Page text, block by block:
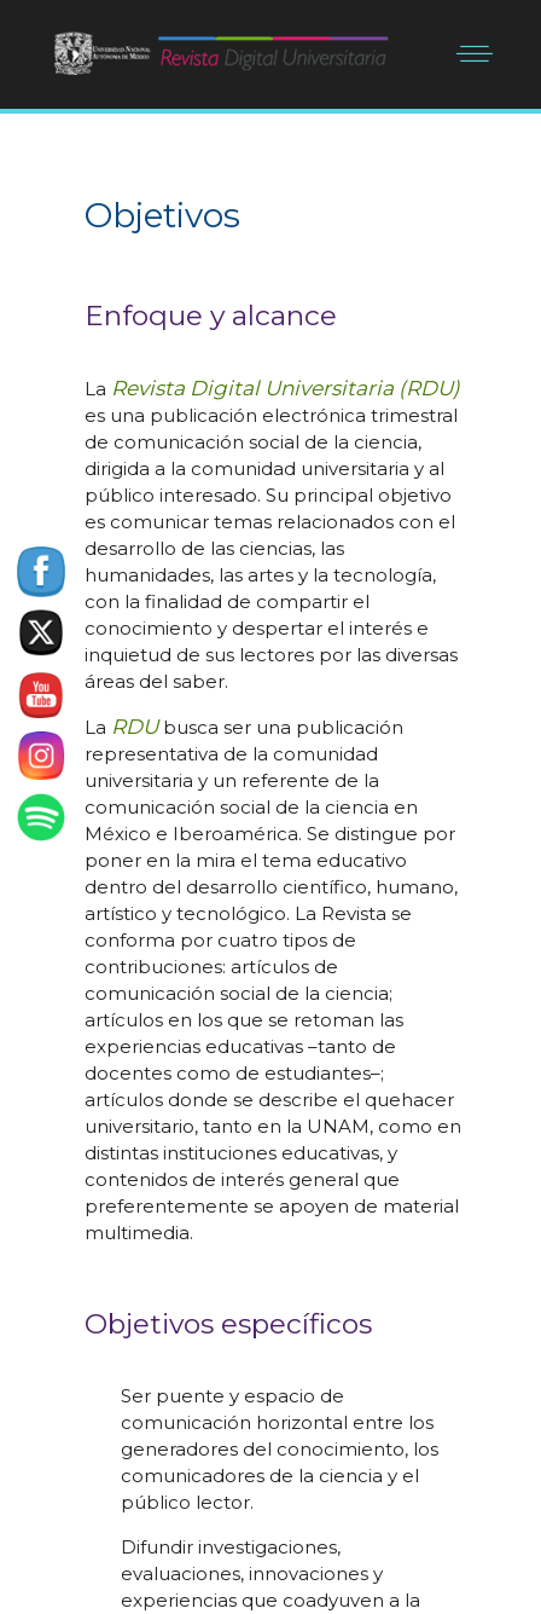
Objetivos
Enfoque y alcance
La Revista Digital Universitaria (RDU)
es una publicación electrónica trimestral
de comunicación social de la ciencia,
dirigida a la comunidad universitaria y al
público interesado. Su principal objetivo
es comunicar temas relacionados con el
desarrollo de las ciencias, las
humanidades, las artes y la tecnología,
con la finalidad de compartir el
conocimiento y despertar el interés e
inquietud de sus lectores por las diversas
áreas del saber.
La RDUbusca ser una publicación
representativa de la comunidad
universitaria y un referente de la
comunicación social de la ciencia en
México e Iberoamérica. Se distingue por
poner en la mira el tema educativo
dentro del desarrollo científico, humano,
artístico y tecnológico. La Revista se
conforma por cuatro tipos de
contribuciones: artículos de
comunicación social de la ciencia;
artículos en los que se retoman las
experiencias educativas –tanto de
docentes como de estudiantes–;
artículos donde se describe el quehacer
universitario, tanto en la UNAM, como en
distintas instituciones educativas, y
contenidos de interés general que
preferentemente se apoyen de material
multimedia.
Objetivos específicos
Ser puente y espacio de
comunicación horizontal entre los
generadores del conocimiento, los
comunicadores de la ciencia y el
público lector.
Difundir investigaciones,
evaluaciones, innovaciones y
experiencias que coadyuven a la